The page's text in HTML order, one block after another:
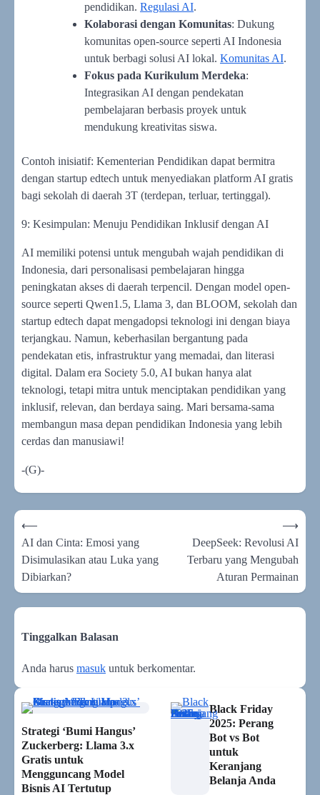
pendidikan. Regulasi AI.
Kolaborasi dengan Komunitas: Dukung
komunitas open-source seperti AI Indonesia
untuk berbagi solusi AI lokal. Komunitas AI.
Fokus pada Kurikulum Merdeka:
Integrasikan AI dengan pendekatan
pembelajaran berbasis proyek untuk
mendukung kreativitas siswa.
Contoh inisiatif: Kementerian Pendidikan dapat bermitra
dengan startup edtech untuk menyediakan platform AI gratis
bagi sekolah di daerah 3T (terdepan, terluar, tertinggal).
9: Kesimpulan: Menuju Pendidikan Inklusif dengan AI
AI memiliki potensi untuk mengubah wajah pendidikan di
Indonesia, dari personalisasi pembelajaran hingga
peningkatan akses di daerah terpencil. Dengan model open-
source seperti Qwen1.5, Llama 3, dan BLOOM, sekolah dan
startup edtech dapat mengadopsi teknologi ini dengan biaya
terjangkau. Namun, keberhasilan bergantung pada
pendekatan etis, infrastruktur yang memadai, dan literasi
digital. Dalam era Society 5.0, AI bukan hanya alat
teknologi, tetapi mitra untuk menciptakan pendidikan yang
inklusif, relevan, dan berdaya saing. Mari bersama-sama
membangun masa depan pendidikan Indonesia yang lebih
cerdas dan manusiawi!
-(G)-
Navigasi
pos
⟵
AI dan Cinta: Emosi yang
Disimulasikan atau Luka yang
Dibiarkan?
DeepSeek: Revolusi AI
Terbaru yang Mengubah
Aturan Permainan
⟶
Tinggalkan Balasan
Anda harus masuk untuk berkomentar.
Strategi ‘Bumi Hangus’
Zuckerberg: Llama 3.x
Gratis untuk
Mengguncang Model
Bisnis AI Tertutup
Black Friday
2025: Perang
Bot vs Bot
untuk
Keranjang
Belanja Anda